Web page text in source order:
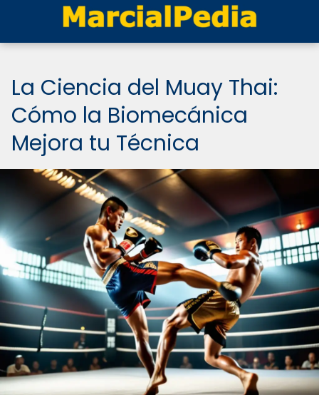
La Ciencia del Muay Thai:
Cómo la Biomecánica
Mejora tu Técnica